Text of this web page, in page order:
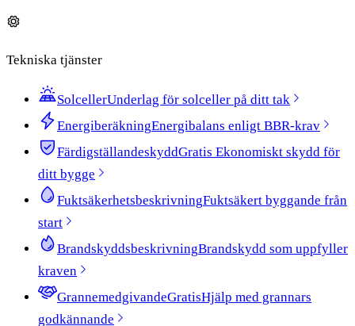
Tekniska tjänster
SolcellerUnderlag för solceller på ditt tak
EnergiberäkningEnergibalans enligt BBR-krav
FärdigställandeskyddGratis Ekonomiskt skydd för
ditt bygge
FuktsäkerhetsbeskrivningFuktsäkert byggande från
start
BrandskyddsbeskrivningBrandskydd som uppfyller
kraven
GrannemedgivandeGratisHjälp med grannars
godkännande